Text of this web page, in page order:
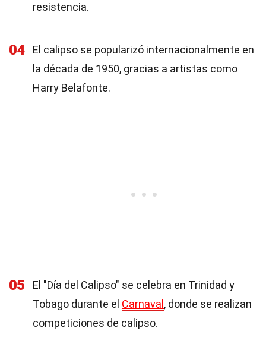
resistencia.
04
El calipso se popularizó internacionalmente en
la década de 1950, gracias a artistas como
Harry Belafonte.
05
El "Día del Calipso" se celebra en Trinidad y
Tobago durante el Carnaval , donde se realizan
competiciones de calipso.